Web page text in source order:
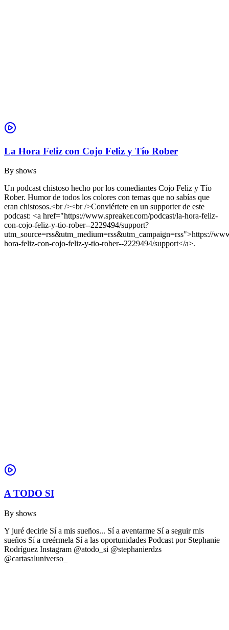
La Hora Feliz con Cojo Feliz y Tío Rober
By shows
Un podcast chistoso hecho por los comediantes Cojo Feliz y Tío
Rober. Humor de todos los colores con temas que no sabías que
eran chistosos.<br /><br />Conviértete en un supporter de este
podcast: <a href="https://www.spreaker.com/podcast/la-hora-feliz-
con-cojo-feliz-y-tio-rober--2229494/support?
utm_source=rss&utm_medium=rss&utm_campaign=rss">https://
hora-feliz-con-cojo-feliz-y-tio-rober--2229494/support</a>.
A TODO SI
By shows
Y juré decirle Sí a mis sueños... Sí a aventarme Sí a seguir mis
sueños Sí a creérmela Sí a las oportunidades Podcast por Stephanie
Rodríguez Instagram @atodo_si @stephanierdzs
@cartasaluniverso_